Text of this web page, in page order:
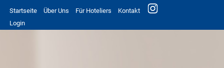
Startseite Über Uns Für Hoteliers
Kontakt
Login